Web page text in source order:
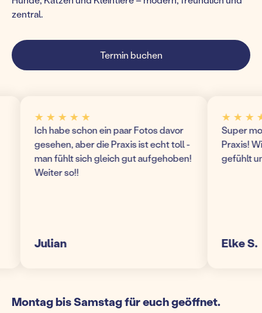
zentral.
Termin buchen
★ ★ ★ ★ ★
Ich habe schon ein paar Fotos davor
gesehen, aber die Praxis ist echt toll -
man fühlt sich gleich gut aufgehoben!
Weiter so!!
Julian
★ ★ ★ ★ ★
Super modern
Praxis! Wir
gefühlt und
Elke S.
Montag bis Samstag für euch geöffnet.